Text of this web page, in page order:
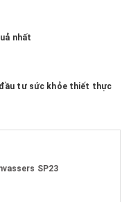
nhất
tư sức khỏe thiết thực
SP23